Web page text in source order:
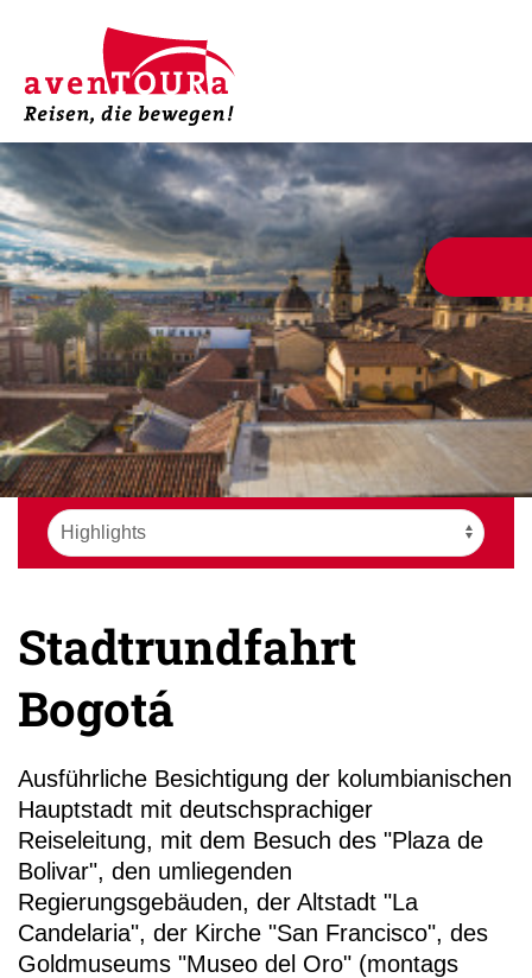
Stadtrundfahrt
Bogotá
Ausführliche Besichtigung der kolumbianischen
Hauptstadt mit deutschsprachiger
Reiseleitung, mit dem Besuch des "Plaza de
Bolivar", den umliegenden
Regierungsgebäuden, der Altstadt "La
Candelaria", der Kirche "San Francisco", des
Goldmuseums "Museo del Oro" (montags